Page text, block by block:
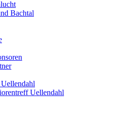
Bachtal
Uellendahl